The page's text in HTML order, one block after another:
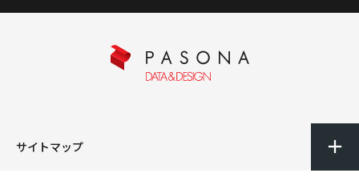
サイトマップ